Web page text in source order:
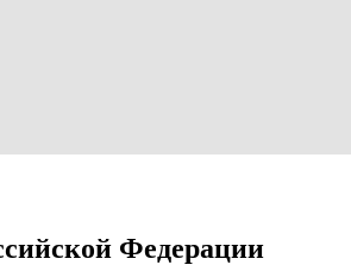
Федерации